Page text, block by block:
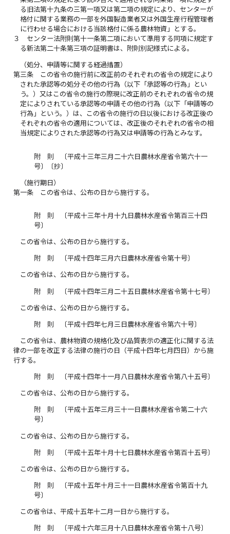
る旧法第十九条の三第一項又は第二項の規定により、センターが
格付に関する業務の一部を外国製造業者又は外国生産行程管理者
に行わせる場合における当該格付に係る農林物資」とする。
３
センター法附則第十一条第二項において準用する同項に規定す
る新法第二十条第三項の証明書は、附則別記様式による。
（処分、申請等に関する経過措置）
第三条
この省令の施行前に改正前のそれぞれの省令の規定により
された承認等の処分その他の行為（以下「承認等の行為」とい
う。）又はこの省令の施行の際現に改正前のそれぞれの省令の規
定によりされている承認等の申請その他の行為（以下「申請等の
行為」という。）は、この省令の施行の日以後における改正後の
それぞれの省令の適用については、改正後のそれぞれの省令の相
当規定によりされた承認等の行為又は申請等の行為とみなす。
附 則 〔平成十三年三月二十六日農林水産省令第六十一
号〕〔抄〕
（施行期日）
第一条
この省令は、公布の日から施行する。
附 則 〔平成十三年十月十九日農林水産省令第百三十四
号〕
この省令は、公布の日から施行する。
附 則 〔平成十四年三月六日農林水産省令第十号〕
この省令は、公布の日から施行する。
附 則 〔平成十四年三月二十五日農林水産省令第十七号〕
この省令は、公布の日から施行する。
附 則 〔平成十四年七月三日農林水産省令第六十号〕
この省令は、農林物資の規格化及び品質表示の適正化に関する法
律の一部を改正する法律の施行の日（平成十四年七月四日）から施
行する。
附 則 〔平成十四年十一月八日農林水産省令第八十五号〕
この省令は、公布の日から施行する。
附 則 〔平成十五年三月三十一日農林水産省令第二十六
号〕
この省令は、公布の日から施行する。
附 則 〔平成十五年十月十七日農林水産省令第百十五号〕
この省令は、公布の日から施行する。
附 則 〔平成十五年十月三十一日農林水産省令第百十九
号〕
この省令は、平成十五年十二月一日から施行する。
附 則 〔平成十六年三月十八日農林水産省令第十八号〕